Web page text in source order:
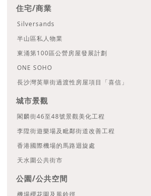
住宅/商業
Silversands
半山區私人物業
東涌第100區公營房屋發展計劃
ONE SOHO
長沙灣英華街過渡性房屋項目「喜信」
城市景觀
閣麟街46至48號景觀美化工程
李陞街遊樂場及毗鄰街道改善工程
香港國際機場的馬路迴旋處
天水圍公共街市
公園/公共空間